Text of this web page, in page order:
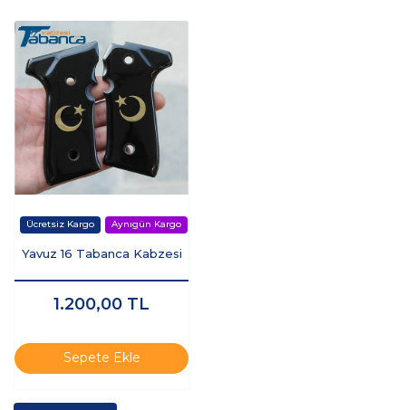
Yavuz 16 Tabanca Kabzesi
1.200,00 TL
Sepete Ekle